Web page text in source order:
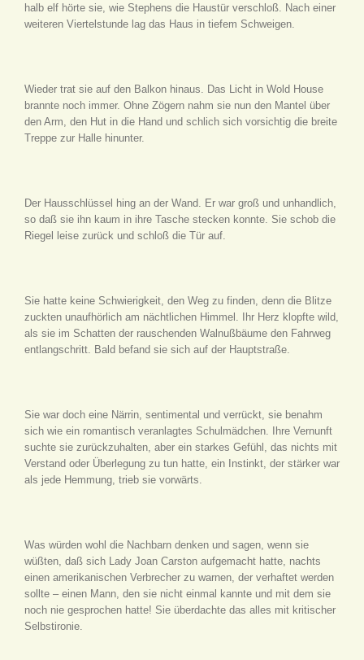
halb elf hörte sie, wie Stephens die Haustür verschloß. Nach einer
weiteren Viertelstunde lag das Haus in tiefem Schweigen.
Wieder trat sie auf den Balkon hinaus. Das Licht in Wold House
brannte noch immer. Ohne Zögern nahm sie nun den Mantel über
den Arm, den Hut in die Hand und schlich sich vorsichtig die breite
Treppe zur Halle hinunter.
Der Hausschlüssel hing an der Wand. Er war groß und unhandlich,
so daß sie ihn kaum in ihre Tasche stecken konnte. Sie schob die
Riegel leise zurück und schloß die Tür auf.
Sie hatte keine Schwierigkeit, den Weg zu finden, denn die Blitze
zuckten unaufhörlich am nächtlichen Himmel. Ihr Herz klopfte wild,
als sie im Schatten der rauschenden Walnußbäume den Fahrweg
entlangschritt. Bald befand sie sich auf der Hauptstraße.
Sie war doch eine Närrin, sentimental und verrückt, sie benahm
sich wie ein romantisch veranlagtes Schulmädchen. Ihre Vernunft
suchte sie zurückzuhalten, aber ein starkes Gefühl, das nichts mit
Verstand oder Überlegung zu tun hatte, ein Instinkt, der stärker war
als jede Hemmung, trieb sie vorwärts.
Was würden wohl die Nachbarn denken und sagen, wenn sie
wüßten, daß sich Lady Joan Carston aufgemacht hatte, nachts
einen amerikanischen Verbrecher zu warnen, der verhaftet werden
sollte – einen Mann, den sie nicht einmal kannte und mit dem sie
noch nie gesprochen hatte! Sie überdachte das alles mit kritischer
Selbstironie.